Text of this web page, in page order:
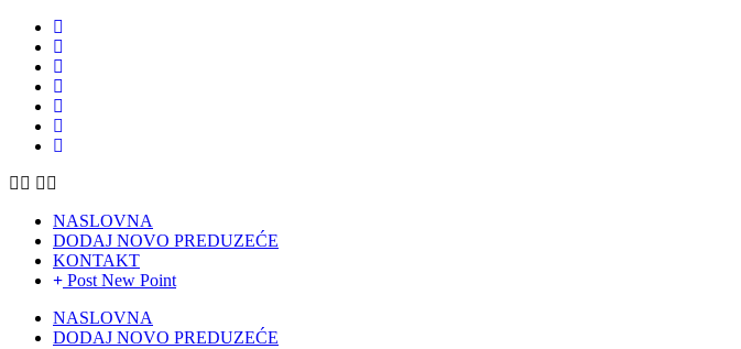
NASLOVNA
DODAJ NOVO PREDUZEĆE
KONTAKT
Post New Point
NASLOVNA
DODAJ NOVO PREDUZEĆE